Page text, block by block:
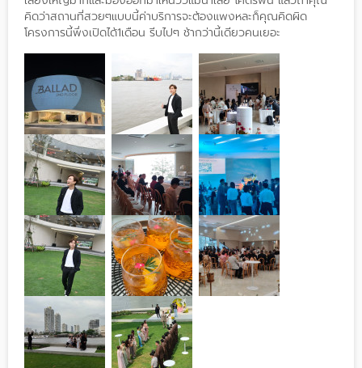
คิดว่าสถานที่สวยๆแบบนี้ค่าบริการจะต้องแพงหละก็คุณคิดผิด
โครงการนี้พึ่งเปิดได้1เดือน รีบไปๆ ช้ากว่านี้เดียวคนเยอะ